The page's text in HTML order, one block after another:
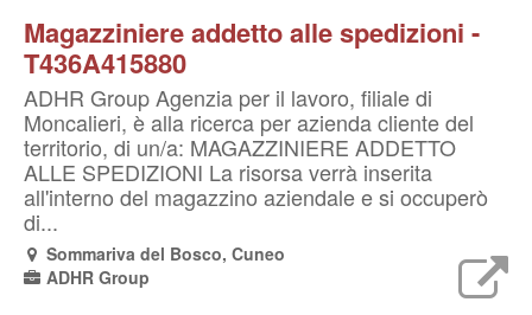
Magazziniere addetto alle spedizioni -
T436A415880
ADHR Group Agenzia per il lavoro, filiale di
Moncalieri, è alla ricerca per azienda cliente del
territorio, di un/a: MAGAZZINIERE ADDETTO
ALLE SPEDIZIONI La risorsa verrà inserita
all'interno del magazzino aziendale e si occuperò
di...
Sommariva del Bosco, Cuneo
ADHR Group